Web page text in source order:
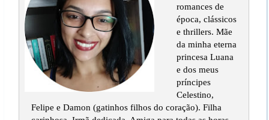
romances de
época, clássicos
e thrillers. Mãe
da minha eterna
princesa Luana
e dos meus
príncipes
Celestino,
Felipe e Damon (gatinhos filhos do coração). Filha